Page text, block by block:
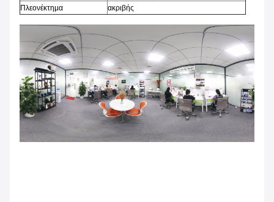
Πλεονέκτημα
ακριβής